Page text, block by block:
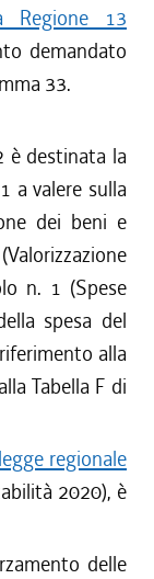
Regione 13
demandato
33.
è destinata la
a valere sulla
dei beni e
n. 1 (Spese
spesa del
alla
Tabella F di
regionale
2020), è
delle